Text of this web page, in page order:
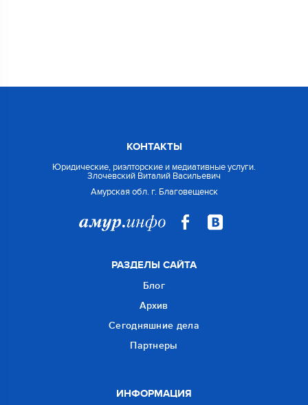
КОНТАКТЫ
Юридические, риэлторские и медиативные услуги.
Злочевский Виталий Васильевич
Амурская обл. г. Благовещенск
РАЗДЕЛЫ САЙТА
Блог
Архив
Сегодняшние дела
Партнеры
ИНФОРМАЦИЯ